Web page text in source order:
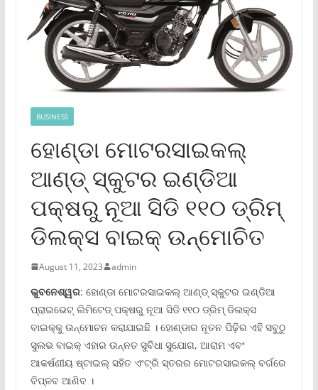
BUSINESS
ହୋଣ୍ଡା ମୋଟରସାଇକଲ୍
ଆଣ୍ଡ୍ ସ୍କୁଟର ଇଣ୍ଡିଆ
ପକ୍ଷରୁ ନୂଆ ସିଡି ୧୧୦ ଡ୍ରିମ୍
ଡିଲକ୍ସ ବାଇକ୍ ଉନ୍ମୋଚିତ
August 11, 2023 admin
ଭୁବନେଶ୍ୱର: ହୋଣ୍ଡା ମୋଟରସାଇକଲ୍ ଆଣ୍ଡ୍ ସ୍କୁଟର ଇଣ୍ଡିଆ
ପ୍ରାଇଭେଟ୍ ଲିମିଟେଡ୍ ପକ୍ଷରୁ ନୂଆ ସିଡି ୧୧୦ ଡ୍ରିମ୍ ଡିଲକ୍ସ
ବାଇକ୍‌କୁ ଉନ୍ମୋଚନ କରାଯାଇଛି । ହୋଣ୍ଡାର ନୂତନ ପିଢ଼ିର ଏହି ସବୁଠୁ
ସୁଲଭ ବାଇକ୍ ଏହାର ଉନ୍ନତ ସୁବିଧା ସୁଯୋଗ, ଆରାମ ଏବଂ
ଆକର୍ଷଣୀୟ ଷ୍ଟାଇଲ୍ ସହିତ ଏଂଟ୍ରି ସ୍ତରର ମୋଟରସାଇକଲ୍ ବର୍ଗରେ
ବିପ୍ଳବ ଆଣିବ ।